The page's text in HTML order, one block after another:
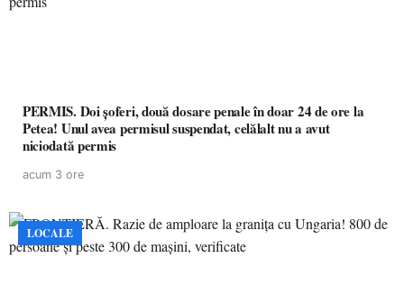
PERMIS. Doi șoferi, două dosare penale în doar 24 de ore la
Petea! Unul avea permisul suspendat, celălalt nu a avut
niciodată permis
acum 3 ore
LOCALE